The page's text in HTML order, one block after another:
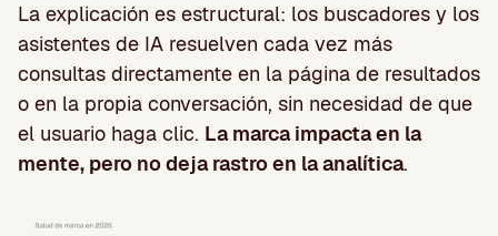
La explicación es estructural: los buscadores y los
asistentes de IA resuelven cada vez más
consultas directamente en la página de resultados
o en la propia conversación, sin necesidad de que
el usuario haga clic. La marca impacta en la
mente, pero no deja rastro en la analítica.